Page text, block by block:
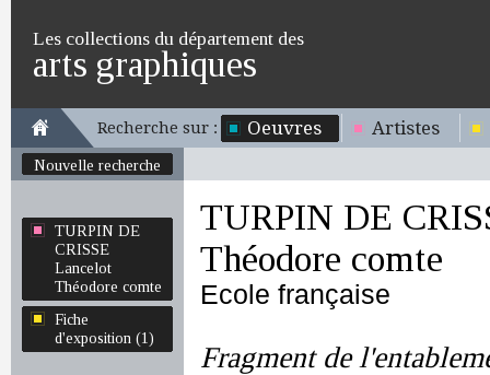
Les collections du département des
arts graphiques
Recherche sur : Oeuvres Artistes
Nouvelle recherche
TURPIN DE
CRISSE
Lancelot
Théodore comte
Fiche
d'exposition (1)
TURPIN DE
Théodore comte
Ecole française
Fragment de